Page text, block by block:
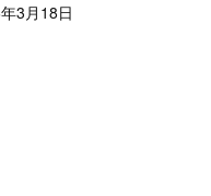
3月18日